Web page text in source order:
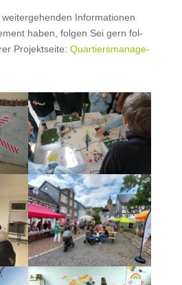
Infor­ma­tio­nen
haben, fol­gen Sei gern fol­
Pro­jek­t­seite: Quartiers­man­age­